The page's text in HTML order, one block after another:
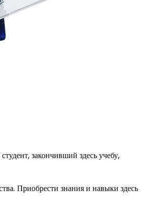
закончивший здесь учебу,
Приобрести знания и навыки здесь